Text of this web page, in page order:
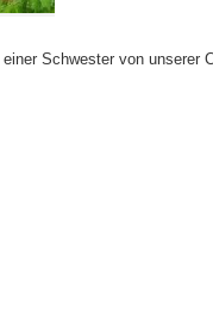
Schwester von unserer